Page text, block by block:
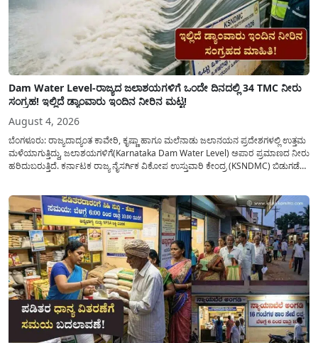
Dam Water Level-ರಾಜ್ಯದ ಜಲಾಶಯಗಳಿಗೆ ಒಂದೇ ದಿನದಲ್ಲಿ 34 TMC ನೀರು
ಸಂಗ್ರಹ! ಇಲ್ಲಿದೆ ಡ್ಯಾಂವಾರು ಇಂದಿನ ನೀರಿನ ಮಟ್ಟ!
August 4, 2026
ಬೆಂಗಳೂರು: ರಾಜ್ಯದಾದ್ಯಂತ ಕಾವೇರಿ, ಕೃಷ್ಣಾ ಹಾಗೂ ಮಲೆನಾಡು ಜಲಾನಯನ ಪ್ರದೇಶಗಳಲ್ಲಿ ಉತ್ತಮ
ಮಳೆಯಾಗುತ್ತಿದ್ದು, ಜಲಾಶಯಗಳಿಗೆ(Karnataka Dam Water Level) ಅಪಾರ ಪ್ರಮಾಣದ ನೀರು
ಹರಿದುಬರುತ್ತಿದೆ. ಕರ್ನಾಟಕ ರಾಜ್ಯ ನೈಸರ್ಗಿಕ ವಿಕೋಪ ಉಸ್ತುವಾರಿ ಕೇಂದ್ರ (KSNDMC) ಬಿಡುಗಡೆ